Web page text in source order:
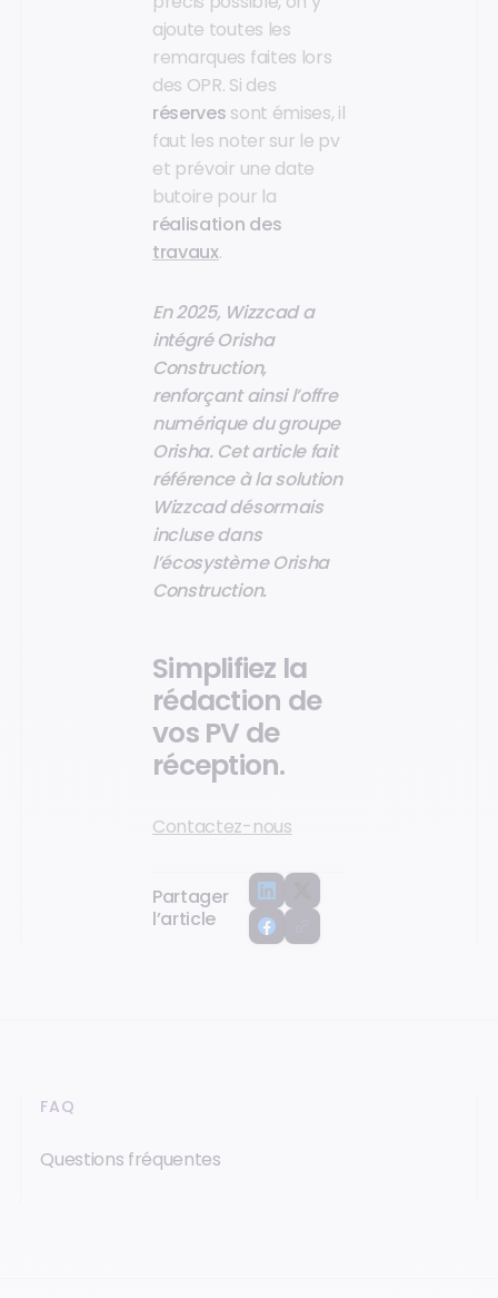
ajoute toutes les
remarques faites lors
des OPR. Si des
réserves sont émises, il
faut les noter sur le pv
et prévoir une date
butoire pour la
réalisation des
travaux.
En 2025, Wizzcad a
intégré Orisha
Construction,
renforçant ainsi l’offre
numérique du groupe
Orisha. Cet article fait
référence à la solution
Wizzcad désormais
incluse dans
l’écosystème Orisha
Construction.
Simplifiez la
rédaction de
vos PV de
réception.
Contactez-nous
Partager
l’article
FAQ
Questions fréquentes